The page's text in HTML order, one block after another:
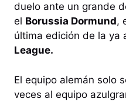
duelo ante un grande
el Borussia Dormund,
última edición de la ya
League.
El equipo alemán solo
veces al equipo